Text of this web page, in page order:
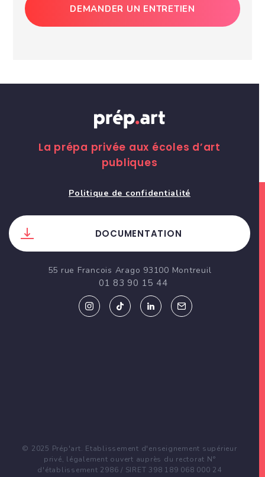
DEMANDER UN ENTRETIEN
La prépa privée aux écoles d’art
publiques
Politique de confidentialité
DOCUMENTATION
55 rue Francois Arago 93100 Montreuil
01 83 90 15 44
© 2025 Prép'art. Etablissement d'enseignement supérieur
privé, légalement ouvert auprès du rectorat N°
d'établissement 2986 / SIRET 398 189 068 000 24